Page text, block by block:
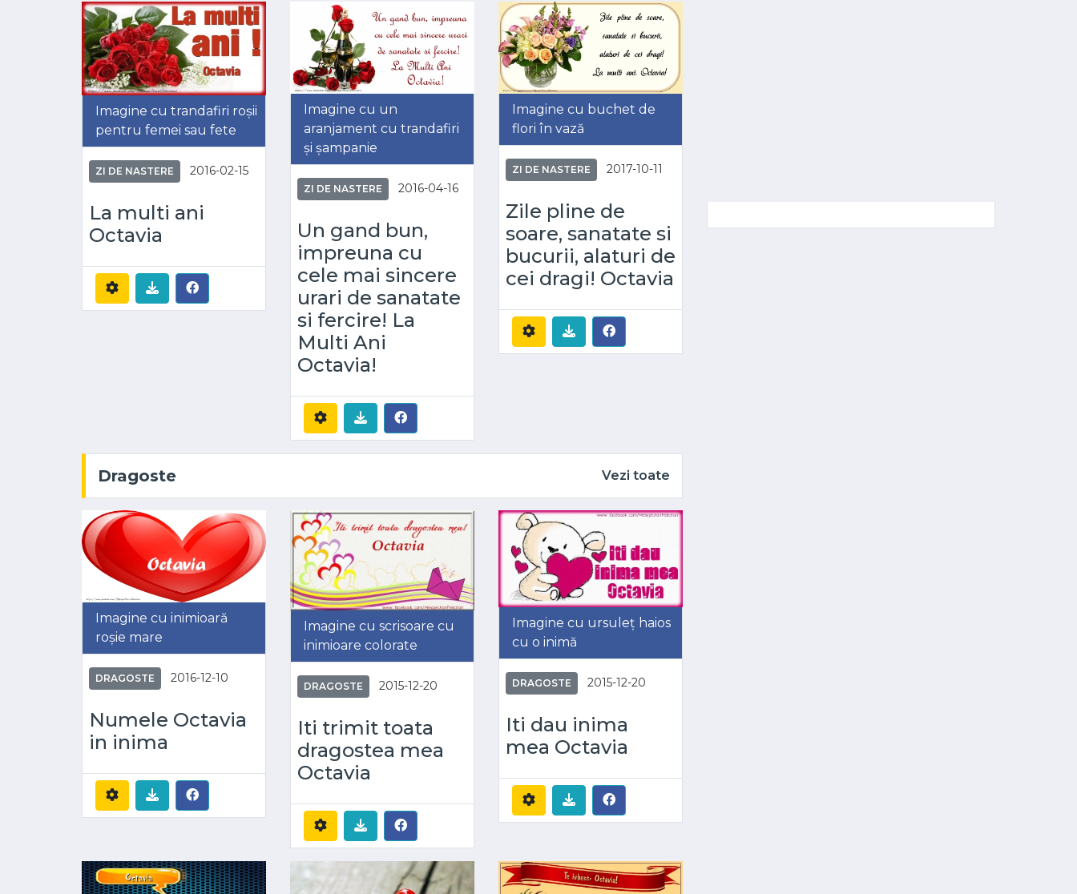
Imagine cu trandafiri roșii
pentru femei sau fete
ZI DE NASTERE 2016-02-15
La multi ani
Octavia
Imagine cu un
aranjament cu trandafiri
și șampanie
ZI DE NASTERE 2016-04-16
Un gand bun,
impreuna cu
cele mai sincere
urari de sanatate
si fercire! La
Multi Ani
Octavia!
Imagine cu buchet de
flori în vază
ZI DE NASTERE 2017-10-11
Zile pline de
soare, sanatate si
bucurii, alaturi de
cei dragi! Octavia
Dragoste Vezi toate
Imagine cu inimioară
roșie mare
DRAGOSTE 2016-12-10
Numele Octavia
in inima
Imagine cu scrisoare cu
inimioare colorate
DRAGOSTE 2015-12-20
Iti trimit toata
dragostea mea
Octavia
Imagine cu ursuleț haios
cu o inimă
DRAGOSTE 2015-12-20
Iti dau inima
mea Octavia